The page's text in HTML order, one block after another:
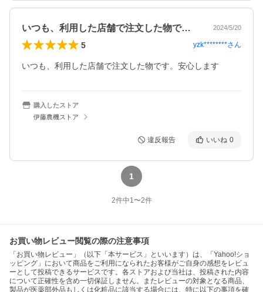
いつも、利用した店舗で注文した物です。… 2024/5/20
5 yzk********さん
いつも、利用した店舗で注文した物です。安心します
購入したストア
伊藤農機ストア
違反報告 いいね 0
1
2件中1〜2件
お買い物レビュー閲覧の際の注意事項
「お買い物レビュー」（以下「本サービス」といいます）は、「Yahoo!ショ
ッピング」において商品をご利用になられたお客様がご自身の感想をレビュ
ーとして投稿できるサービスです。各ストアおよび当社は、投稿された内容
について正確性を含め一切保証しません。またレビューの対象となる商品、
製品が医薬部外品もしくは化粧品に該当する場合には、特に以下の事項を確